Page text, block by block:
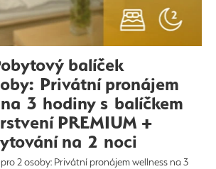
balíček
Privátní pronájem
3 hodiny s balíčkem
PREMIUM +
na 2 noci
2 osoby: Privátní pronájem wellness na 3